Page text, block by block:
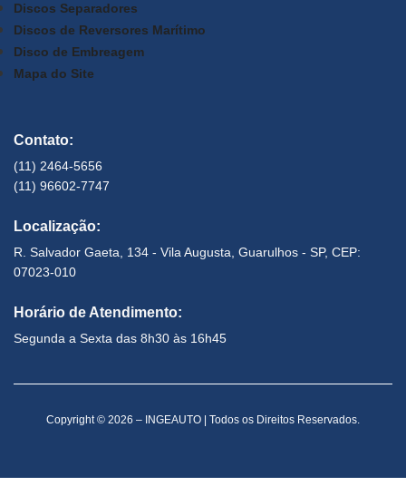
Discos Separadores
Discos de Reversores Marítimo
Disco de Embreagem
Mapa do Site
Contato:
(11) 2464-5656
(11) 96602-7747
Localização:
R. Salvador Gaeta, 134 - Vila Augusta, Guarulhos - SP, CEP:
07023-010
Horário de Atendimento:
Segunda a Sexta das 8h30 às 16h45
Copyright © 2026 – INGEAUTO | Todos os Direitos Reservados.